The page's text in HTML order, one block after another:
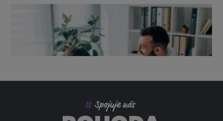
Výpověď ze zdravotních důvodů 2026 – průvodce pro
zaměstnavatele